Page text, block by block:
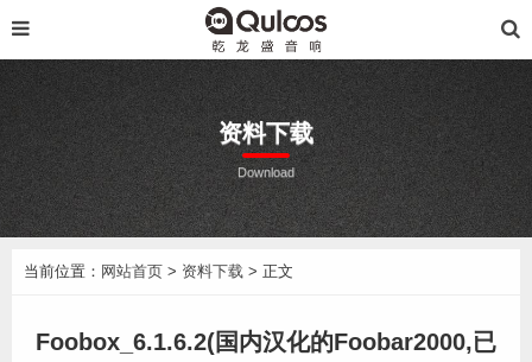
资料下载
Download
当前位置： 网站首页 > 资料下载 > 正文
Foobox_6.1.6.2(国内汉化的Foobar2000,已